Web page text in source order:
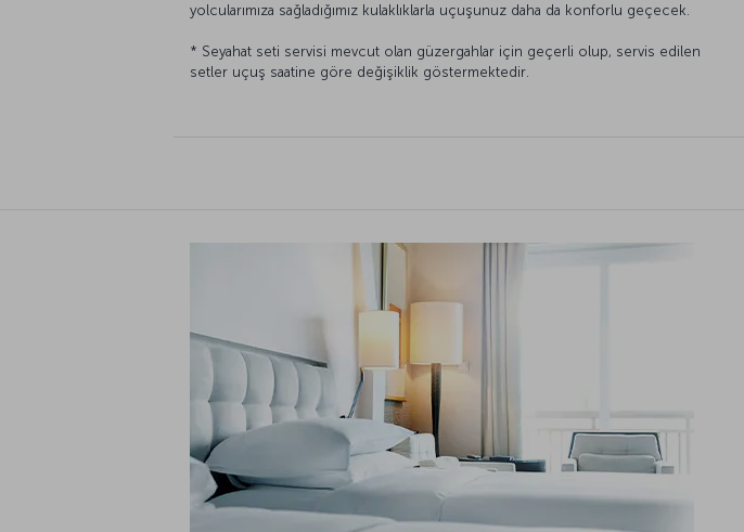
yolcularımıza sağladığımız kulaklıklarla uçuşunuz daha da konforlu geçecek.
* Seyahat seti servisi mevcut olan güzergahlar için geçerli olup, servis edilen
setler uçuş saatine göre değişiklik göstermektedir.